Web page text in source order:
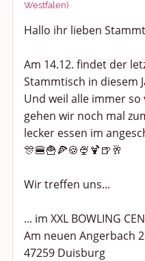
Ü100 Party - Fanecke
Gesundheit & Wellness
Sport & Freizeit
Shopping und Bekleidung
Medien & Showgeschäft
Westfalen)
Hallo ihr lieben
Am 14.12. findet der
Stammtisch in diesem
Und weil alle immer
gehen wir noch mal
lecker essen im
🎊🍔🍟🍕🍪🍨🍹🍺🥂
Wir treffen uns...
... im XXL BOWLING
Am neuen Angerbach
47259 Duisburg